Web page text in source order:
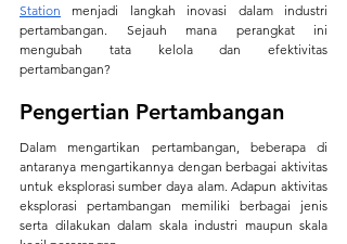
Station menjadi langkah inovasi dalam industri
pertambangan. Sejauh mana perangkat ini
mengubah tata kelola dan efektivitas
pertambangan?
Pengertian Pertambangan
Dalam mengartikan pertambangan, beberapa di
antaranya mengartikannya dengan berbagai aktivitas
untuk eksplorasi sumber daya alam. Adapun aktivitas
eksplorasi pertambangan memiliki berbagai jenis
serta dilakukan dalam skala industri maupun skala